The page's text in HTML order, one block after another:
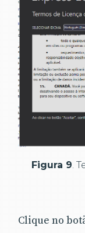
Figura 9 .
Clique no